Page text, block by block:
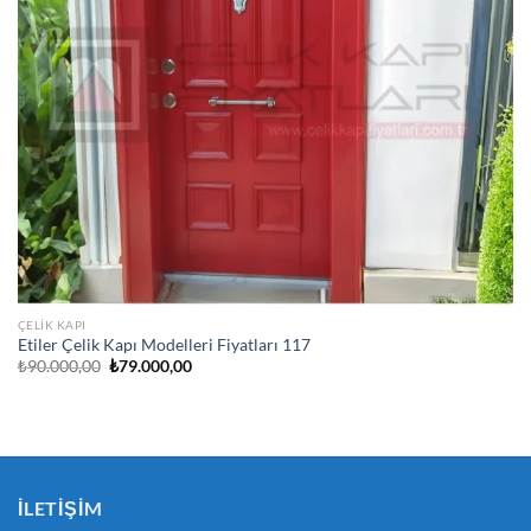
ÇELIK KAPI
Etiler Çelik Kapı Modelleri Fiyatları 117
₺90.000,00 Orijinal
₺79.000,00Şu
İLETIŞIM